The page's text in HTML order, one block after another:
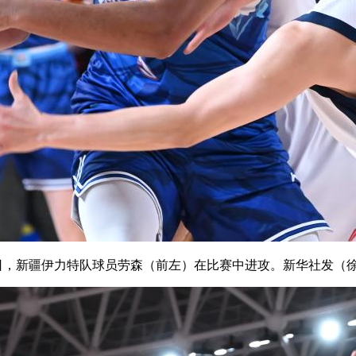
，新疆伊力特队球员劳森（前左）在比赛中进攻。新华社发（